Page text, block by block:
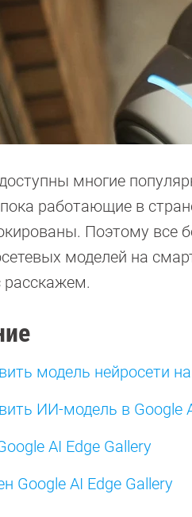
многие
пока работающие в
Поэтому
моделей на
модель нейросети
ИИ-модель в Google
AI Edge Gallery
Google AI Edge Gallery